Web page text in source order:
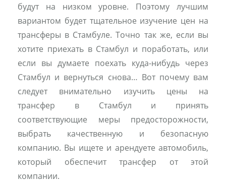
будут на низком уровне. Поэтому лучшим
вариантом будет тщательное изучение цен на
трансферы в Стамбуле. Точно так же, если вы
хотите приехать в Стамбул и поработать, или
если вы думаете поехать куда-нибудь через
Стамбул и вернуться снова… Вот почему вам
следует внимательно изучить цены на
трансфер в Стамбул и принять
соответствующие меры предосторожности,
выбрать качественную и безопасную
компанию. Вы ищете и арендуете автомобиль,
который обеспечит трансфер от этой
компании.